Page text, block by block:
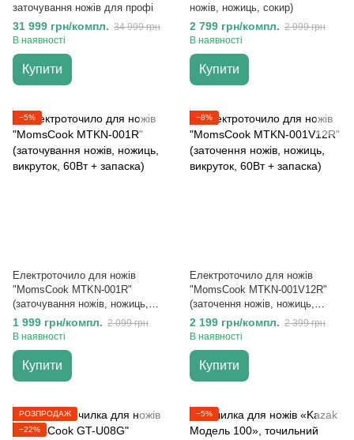
заточування ножів для профі
31 999 грн/компл. 34 999 грн
В наявності
Купити
ножів, ножиць, сокир)
2 799 грн/компл. 2 999 грн
В наявності
Купити
−5%
Електроточило для ножів
"MomsCook MTKN-001R"
(заточування ножів, ножиць,
викруток, 60Вт + запаска)
1 999 грн/компл. 2 099 грн
В наявності
Купити
−8%
Електроточило для ножів
"MomsCook MTKN-001V12R"
(заточення ножів, ножиць,
викруток, 60Вт + запаска)
2 199 грн/компл. 2 399 грн
В наявності
Купити
РОЗПРОДАЖ
−22%
−5%